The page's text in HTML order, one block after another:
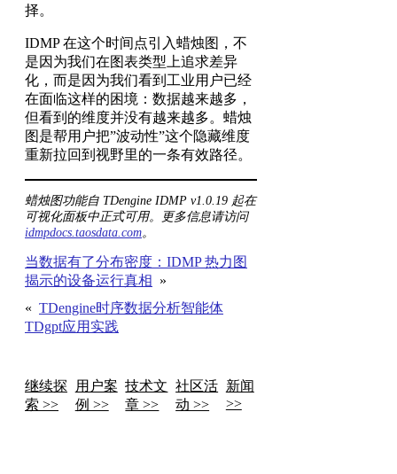
择。
IDMP 在这个时间点引入蜡烛图，不
是因为我们在图表类型上追求差异
化，而是因为我们看到工业用户已经
在面临这样的困境：数据越来越多，
但看到的维度并没有越来越多。蜡烛
图是帮用户把”波动性”这个隐藏维度
重新拉回到视野里的一条有效路径。
蜡烛图功能自 TDengine IDMP v1.0.19 起在
可视化面板中正式可用。更多信息请访问
idmpdocs.taosdata.com。
当数据有了分布密度：IDMP 热力图
揭示的设备运行真相 »
« TDengine时序数据分析智能体
TDgpt应用实践
继续探
索 >>
用户案
例 >>
技术文
章 >>
社区活
动 >>
新闻
>>